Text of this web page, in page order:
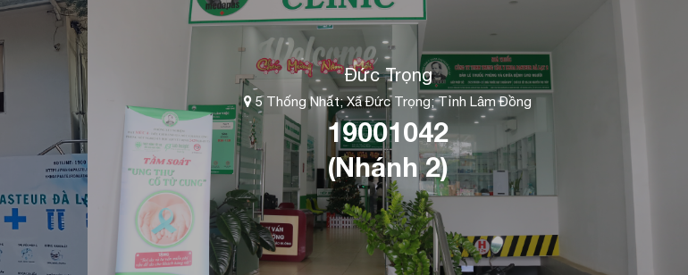
Đức Trọng
5 Thống Nhất; Xã Đức Trọng; Tỉnh Lâm Đồng
19001042
(Nhánh 2)